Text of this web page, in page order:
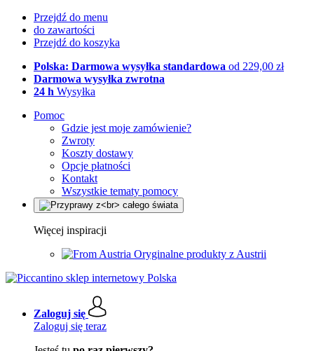
Przejdź do menu
do zawartości
Przejdź do koszyka
Polska: Darmowa wysyłka standardowa od 229,00 zł
Darmowa wysyłka zwrotna
24 h Wysyłka
Pomoc
Gdzie jest moje zamówienie?
Zwroty
Koszty dostawy
Opcje płatności
Kontakt
Wszystkie tematy pomocy
Więcej inspiracji
Oryginalne produkty z Austrii
Zaloguj się
Zaloguj się teraz